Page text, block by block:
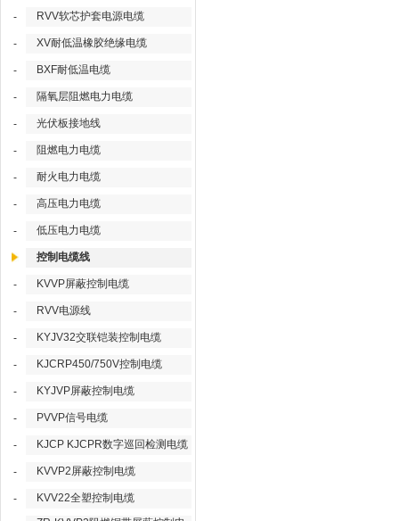
- RVV软芯护套电源电缆
- XV耐低温橡胶绝缘电缆
- BXF耐低温电缆
- 隔氧层阻燃电力电缆
- 光伏板接地线
- 阻燃电力电缆
- 耐火电力电缆
- 高压电力电缆
- 低压电力电缆
控制电缆线
- KVVP屏蔽控制电缆
- RVV电源线
- KYJV32交联铠装控制电缆
- KJCRP450/750V控制电缆
- KYJVP屏蔽控制电缆
- PVVP信号电缆
- KJCP KJCPR数字巡回检测电缆
- KVVP2屏蔽控制电缆
-
KVV22全塑控制电缆